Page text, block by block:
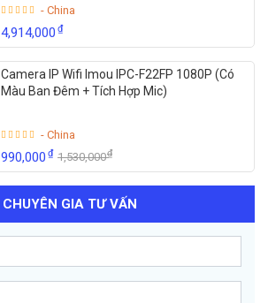
- China
4,914,000₫
Camera IP Wifi Imou IPC-F22FP 1080P (Có
Màu Ban Đêm + Tích Hợp Mic)
- China
990,000₫ 1,530,000₫
CHUYÊN GIA TƯ VẤN